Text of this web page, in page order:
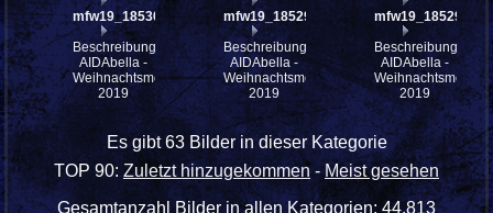
mfw19_185300
Beschreibung:
AIDAbella -
Weihnachtsmotive
2019
mfw19_185299
Beschreibung:
AIDAbella -
Weihnachtsmotive
2019
mfw19_185298
Beschreibung:
AIDAbella -
Weihnachtsmotive
2019
Es gibt 63 Bilder in dieser Kategorie
TOP 90: Zuletzt hinzugekommen-Meist gesehen
Gesamtanzahl Bilder in allen Kategorien: 44.813